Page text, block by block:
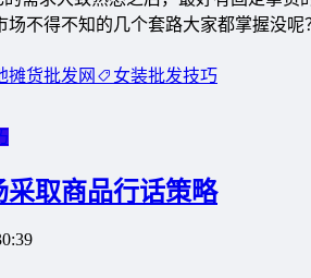
场不得不知的几个套路大家都掌握没呢
摊货批发网 女装批发技巧
采取商品行话策略